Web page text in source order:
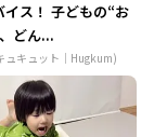
ス！ 子どもの“お
どん...
ュキュット｜Hugkum)